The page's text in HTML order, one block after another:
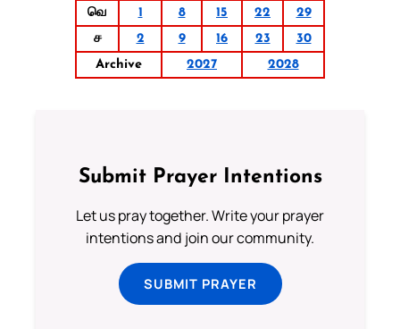
வெ
1 8 15 22
29
ச
2 9 16 23
30
Archive
2027 2028
Submit Prayer Intentions
Let us pray together. Write your prayer
intentions and join our community.
SUBMIT PRAYER